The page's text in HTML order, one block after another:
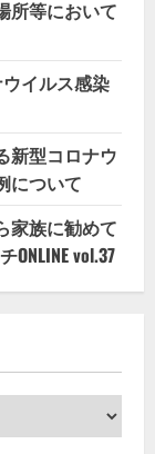
所等において
イルス感染
新型コロナウ
について
家族に勧めて
vol.37